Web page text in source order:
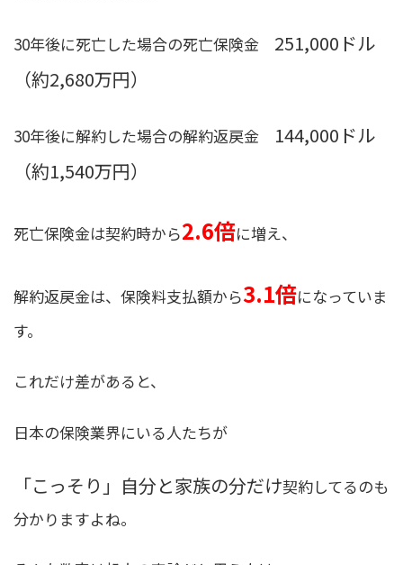
30年後に死亡した場合の死亡保険金 251,000ドル
（約2,680万円）
30年後に解約した場合の解約返戻金 144,000ドル
（約1,540万円）
死亡保険金は契約時から2.6倍に増え、
解約返戻金は、保険料支払額から3.1倍になっていま
す。
これだけ差があると、
日本の保険業界にいる人たちが
「こっそり」自分と家族の分だけ契約してるのも
分かりますよね。